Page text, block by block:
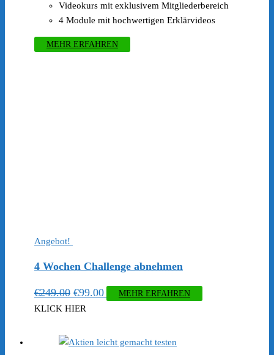
Videokurs mit exklusivem Mitgliederbereich
4 Module mit hochwertigen Erklärvideos
MEHR ERFAHREN
Angebot!
4 Wochen Challenge abnehmen
€249.00 Ursprünglicher
Preis
€249.00
€99.00Aktueller
€99.00.
MEHR ERFAHREN
KLICK HIER